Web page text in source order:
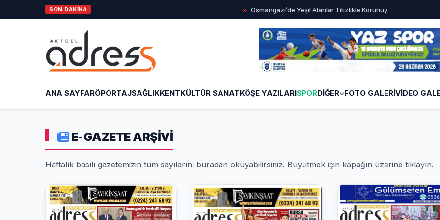
SON DAKİKA Osmangazi’de Yeşil Alanlar Titizlikle Korunuyor Başkan Erkan
ANA SAYFARÖPORTAJSAĞLIKKENTKÜLTÜR SANATKÖŞE YAZILARISPORDİĞER FOTO GALERİVİDEO
E-GAZETE ARŞİVİ
Haftalık basılı gazetemizin tüm sayılarını buradan okuyabilirsiniz. Büyütmek için kapağın üzerine tıklayın.